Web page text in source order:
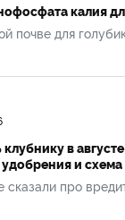
калия
почве для
в
и схема
сказали про